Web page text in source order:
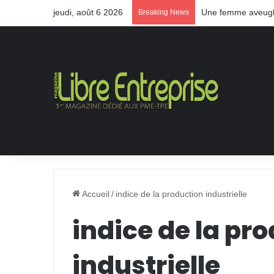
jeudi, août 6 2026 Breaking News Une femme
Accueil/ indice de la production industrielle
indice de la
industrielle